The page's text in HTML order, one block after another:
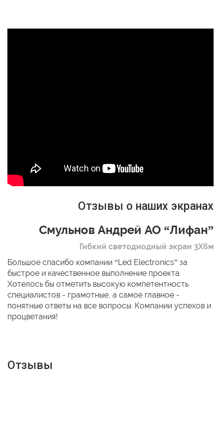
Отзывы о наших экранах
Смульнов Андрей АО “Лифан”
Гибкий светодиодный экран 3Х6м
Большое спасибо компании “Led Electronics” за
быстрое и качественное выполнение проекта.
Хотелось бы отметить высокую компетентность
специалистов - грамотные, а самое главное -
понятные ответы на все вопросы. Компании успехов и
процветания!
Отзывы